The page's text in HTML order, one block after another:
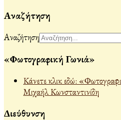
Αναζήτηση
Αναζήτηση
«Φωτογραφική Γωνιά»
Κάνετε κλικ εδώ:
Μιχαήλ Κωνσταντινίδη
Διεύθυνση